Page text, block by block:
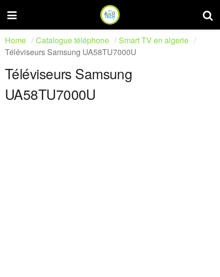
Home Catalogue téléphone
Smart TV en algerie
Téléviseurs Samsung UA58TU7000U
Téléviseurs Samsung
UA58TU7000U